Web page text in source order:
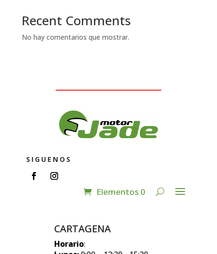
Recent Comments
No hay comentarios que mostrar.
SIGUENOS
Elementos 0
CARTAGENA
Horario: